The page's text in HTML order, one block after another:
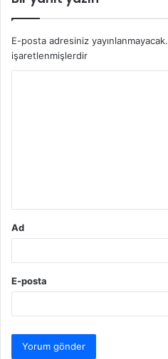
E-posta adresiniz yayınlanmayacak.
işaretlenmişlerdir
Ad
E-posta